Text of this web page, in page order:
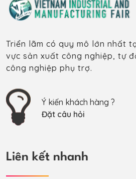
Triển lãm có quy mô lớn nhất
vực sản xuất công nghiệp, tự
công nghiệp phụ trợ.
Ý kiến khách hàng ?
Đặt câu hỏi
Liên kết nhanh